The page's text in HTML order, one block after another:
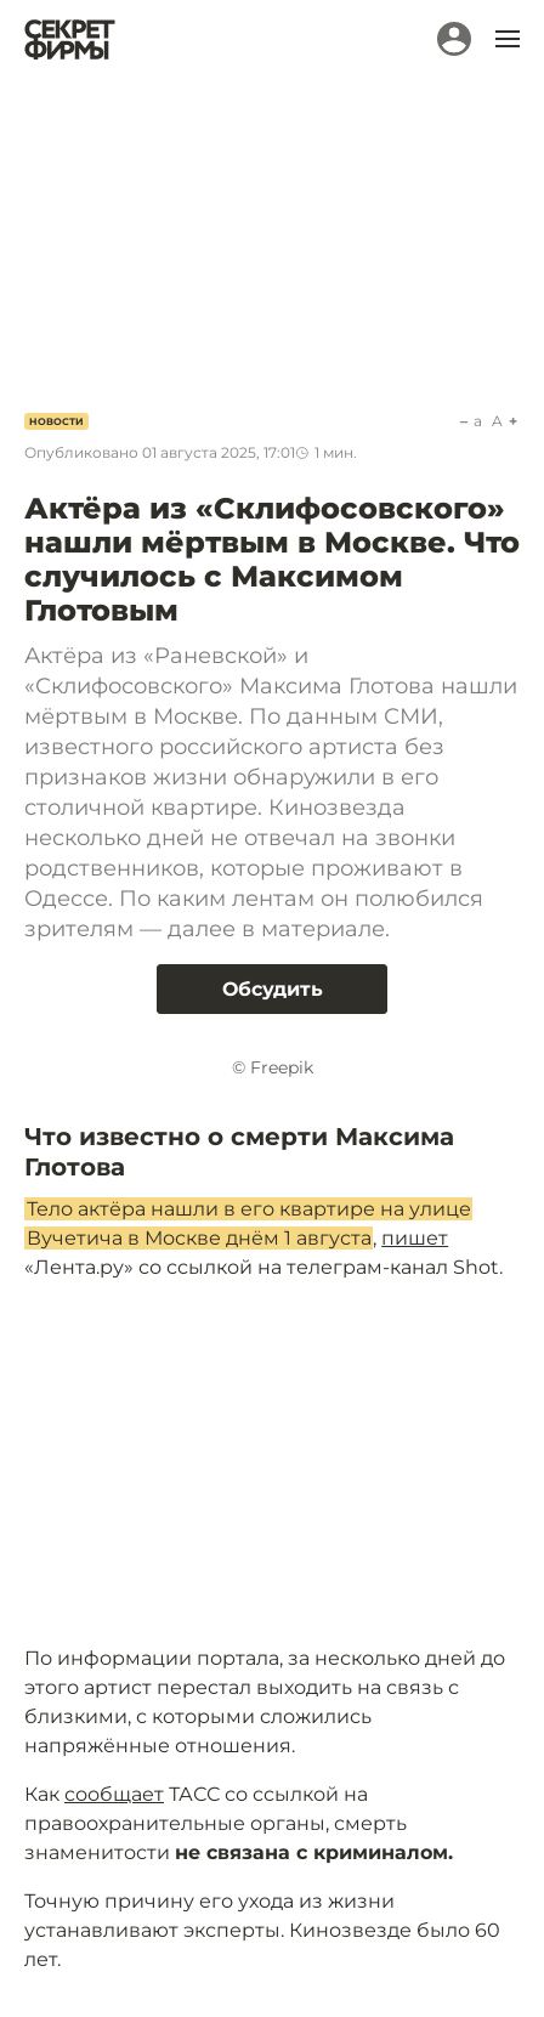
НОВОСТИ
Опубликовано 01 августа 2025, 17:01 1 мин.
a A
Актёра из «Склифосовского»
нашли мёртвым в Москве. Что
случилось с Максимом
Глотовым
Актёра из «Раневской» и
«Склифосовского» Максима Глотова нашли
мёртвым в Москве. По данным СМИ,
известного российского артиста без
признаков жизни обнаружили в его
столичной квартире. Кинозвезда
несколько дней не отвечал на звонки
родственников, которые проживают в
Одессе. По каким лентам он полюбился
зрителям — далее в материале.
Обсудить
© Freepik
Что известно о смерти Максима
Глотова
Тело актёра нашли в его квартире на улице
Вучетича в Москве днём 1 августа, пишет
«Лента.ру» со ссылкой на телеграм-канал Shot.
По информации портала, за несколько дней до
этого артист перестал выходить на связь с
близкими, с которыми сложились
напряжённые отношения.
Как сообщает ТАСС со ссылкой на
правоохранительные органы, смерть
знаменитости не связана с криминалом.
Точную причину его ухода из жизни
устанавливают эксперты. Кинозвезде было 60
лет.